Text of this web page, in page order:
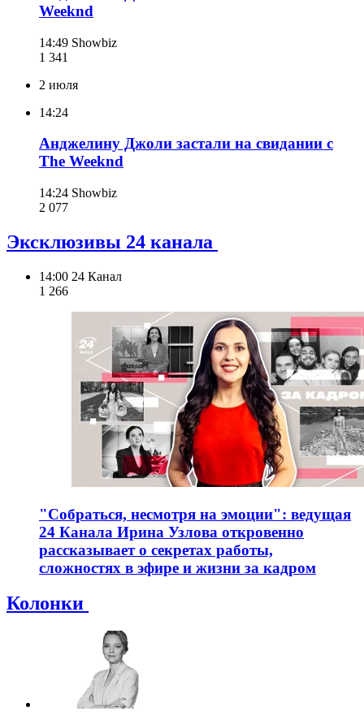
Weeknd
14:49 Showbiz
1 341
2 июля
14:24
Анджелину Джоли застали на свидании с
The Weeknd
14:24 Showbiz
2 077
Эксклюзивы 24 канала
14:00 24 Канал
1 266
"Собраться, несмотря на эмоции": ведущая
24 Канала Ирина Узлова откровенно
рассказывает о секретах работы,
сложностях в эфире и жизни за кадром
Колонки